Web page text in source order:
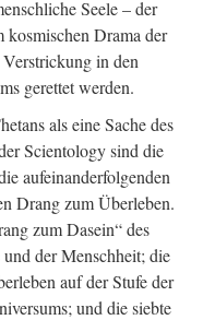
Seele – der
kosmischen Drama der
in den
gerettet werden.
als eine Sache des
Scientology sind die
aufeinanderfolgenden
Drang zum Überleben.
zum Dasein“ des
der Menschheit; die
auf der Stufe der
und die siebte